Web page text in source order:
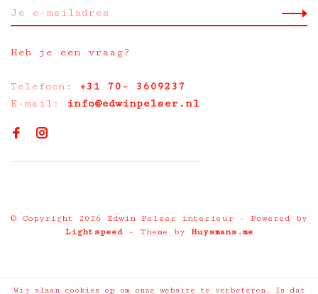
Heb je een vraag?
Telefoon: +31 70- 3609237
E-mail:
info@edwinpelser.nl
© Copyright 2026 Edwin Pelser interieur
- Powered by
Lightspeed- Theme by Huysmans.me
Wij slaan cookies op om onze website te verbeteren. Is dat